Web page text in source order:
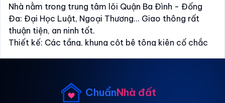
Nhà nằm trong trung tâm lõi Quận Ba Đình - Đống
Đa: Đại Học Luật, Ngoại Thương... Giao thông rất
thuận tiện, an ninh tốt.
Thiết kế: Các tầng, khung cột bê tông kiên cố chắc
Chi tiết vui lòng L/H trực tiếp Em Tiến: .
ChuẩnNhà đất